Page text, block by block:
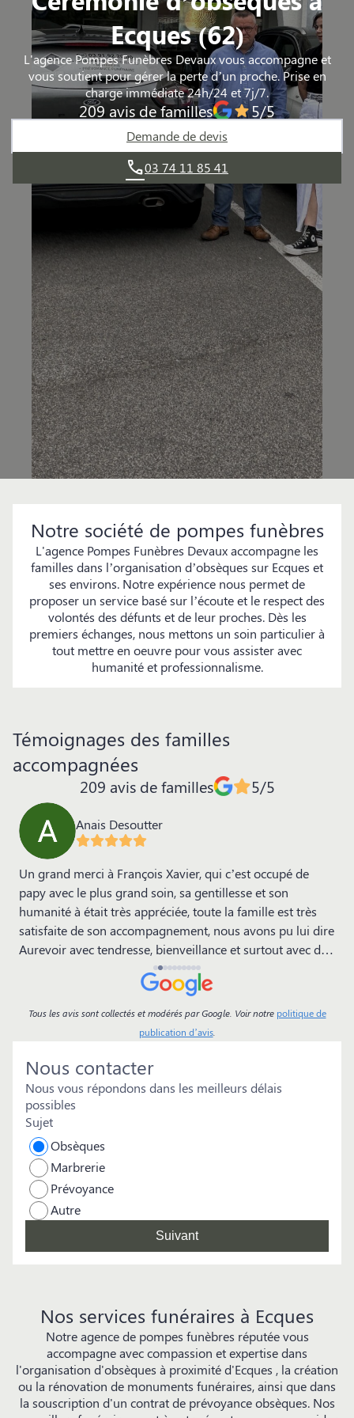
Ecques (62)
L'agence Pompes Funèbres Devaux vous accompagne et
vous soutient pour gérer la perte d’un proche. Prise en
charge immédiate 24h/24 et 7j/7.
209 avis de familles 5/5
Demande de devis
03 74 11 85 41
Notre société de pompes funèbres
L'agence Pompes Funèbres Devaux accompagne les
familles dans l’organisation d’obsèques sur Ecques et
ses environs. Notre expérience nous permet de
proposer un service basé sur l’écoute et le respect des
volontés des défunts et de leur proches. Dès les
premiers échanges, nous mettons un soin particulier à
tout mettre en oeuvre pour vous assister avec
humanité et professionnalisme.
Témoignages des familles
accompagnées
209 avis de familles 5/5
Anais Desoutter
Un grand merci à François Xavier, qui c’est occupé de
papy avec le plus grand soin, sa gentillesse et son
humanité à était très appréciée, toute la famille est très
satisfaite de son accompagnement, nous avons pu lui dire
Aurevoir avec tendresse, bienveillance et surtout avec du
temps. Les petites attentions apportées, nous ont
beaucoup touchées. Alors merci infiniment à lui ainsi qu’à
son équipe. La famille desoutter
Tous les avis sont collectés et modérés par Google. Voir notre politique de
publication d’avis.
Nous contacter
Nous vous répondons dans les meilleurs délais
possibles
Sujet
Obsèques
Marbrerie
Prévoyance
Autre
Suivant
Nos services funéraires à Ecques
Notre agence de pompes funèbres réputée vous
accompagne avec compassion et expertise dans
l'organisation d'obsèques à proximité d'Ecques , la création
ou la rénovation de monuments funéraires, ainsi que dans
la souscription d'un contrat de prévoyance obsèques. Nos